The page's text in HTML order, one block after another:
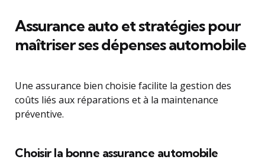
Assurance auto et stratégies pour
maîtriser ses dépenses automobile
Une assurance bien choisie facilite la gestion des
coûts liés aux réparations et à la maintenance
préventive.
Choisir la bonne assurance automobile